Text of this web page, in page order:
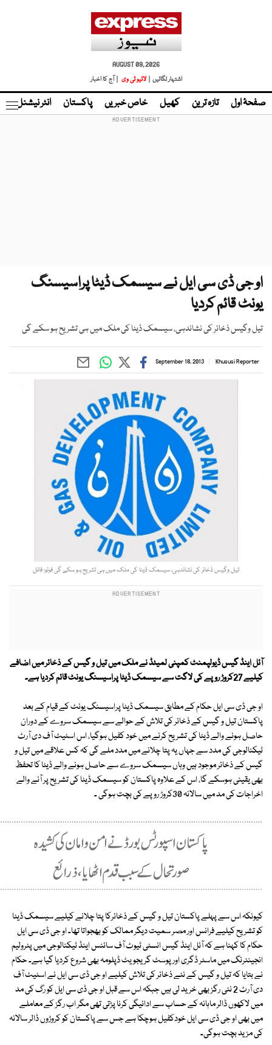
AUGUST 09, 2026
اشتہار لگائیں |
لائیو ٹی وی | آج کا اخبار
صفحۂ اول تازہ ترین کھیل خاص خبریں پاکستان انٹر نیشنل
او جی ڈی سی ایل نے سیسمک ڈیٹا پراسیسنگ
یونٹ قائم کردیا
تیل وگیس ذخائر کی نشاندہی، سیسمک ڈیٹا کی ملک میں ہی تشریح ہو سکے گی
Khususi Reporter
September 18, 2013
تیل وگیس ذخائر کی نشاندہی، سیسمک ڈیٹا کی ملک میں ہی تشریح ہو سکے گی فوٹو: فائل
آئل اینڈ گیس ڈیولپمنٹ کمپنی لمیٹڈ نے ملک میں تیل و گیس کے ذخائر میں اضافے
کیلیے 27کروڑ روپے کی لاگت سے سیسمک ڈیٹا پراسیسنگ یونٹ قائم کردیا ہے۔
او جی ڈی سی ایل حکام کے مطابق سیسمک ڈیٹا پراسیسنگ یونٹ کے قیام کے بعد
پاکستان تیل و گیس کے ذخائر کی تلاش کے حوالے سے سیسمک سروے کے دوران
حاصل ہونے والے ڈیٹا کی تشریح کرنے میں خود کفیل ہوگیا، اس اسٹیٹ آف دی آرٹ
ٹیکنالوجی کی مدد سے جہاں یہ پتا چلانے میں مدد ملے گی کہ کس علاقے میں تیل و
گیس کے ذخائر موجود ہیں وہاں سیسمک سروے سے حاصل ہونے والے ڈیٹا کا تحفظ
بھی یقینی ہوسکے گا، اس کے علاوہ پاکستان کو سیسمک ڈیٹا کی تشریح پر آنے والے
اخراجات کی مد میں سالانہ 30کروڑ روپے کی بچت ہوگی ۔
کیونکہ اس سے پہلے پاکستان تیل و گیس کے ذخائرکا پتا چلانے کیلیے سیسمک ڈیٹا
کو تشریح کیلیے فرانس اور مصر سمیت دیگر ممالک کو بھجواتا تھا۔ او جی ڈی سی ایل
حکام کا کہنا ہے کہ آئل اینڈ گیس انسٹی ٹیوٹ آف سائنس اینڈ ٹیکنالوجی میں پٹرولیم
انجینئرنگ میں ماسٹر ڈگری اور پوسٹ گریجویٹ ڈپلومہ بھی شروع کردیا گیا ہے۔ حکام
نے بتایا کہ تیل و گیس کے نئے ذخائر کی تلاش کیلیے او جی ڈی سی ایل نے اسٹیٹ آف
دی آرٹ 2 نئی رگز بھی خرید لی ہیں جبکہ اس سے قبل او جی ڈی سی ایل کو رگ کی مد
میں لاکھوں ڈالر ماہانہ کے حساب سے ادائیگی کرنا پڑتی تھی مگر اب رگز کے معاملے
میں بھی او جی ڈی سی ایل خودکفیل ہوچکا ہے جس سے پاکستان کو کروڑوں ڈالر سالانہ
کی مزید بچت ہوگی۔